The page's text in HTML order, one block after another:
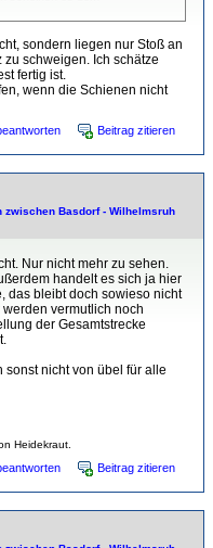
sondern liegen nur Stoß an
schweigen. Ich schätze
fertig ist.
wenn die Schienen nicht
Beitrag zitieren
zwischen Basdorf - Wilhelmsruh
Nur nicht mehr zu sehen.
handelt es sich ja hier
das bleibt doch sowieso nicht
vermutlich noch
der Gesamtstrecke
nicht von übel für alle
Heidekraut.
Beitrag zitieren